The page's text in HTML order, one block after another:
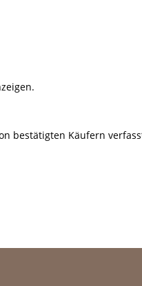
bestätigten Käufern